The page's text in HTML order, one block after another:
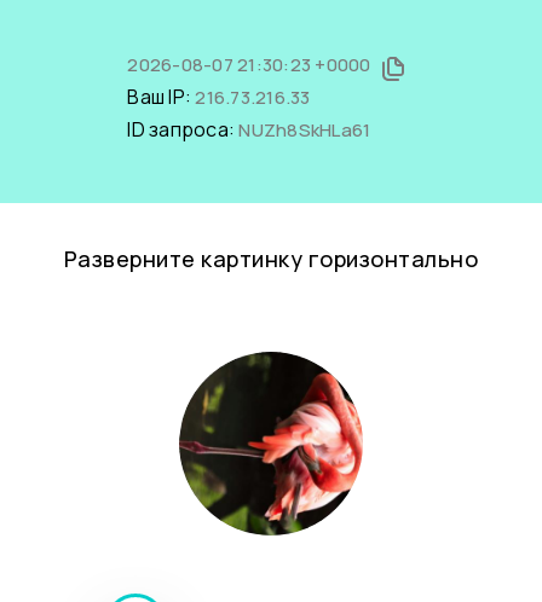
2026-08-07 21:30:23 +0000
Ваш IP:216.73.216.33
ID запроса:NUZh8SkHLa61
Разверните картинку горизонтально